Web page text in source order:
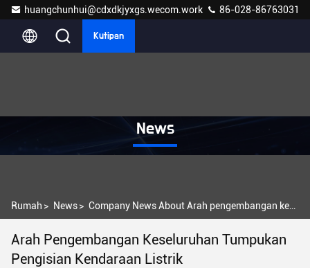
huangchunhui@cdxdkjyxgs.wecom.work 86-028-86763031
Kutipan
News
Rumah > News>
Arah Pengembangan Keseluruhan Tumpukan
Pengisian Kendaraan Listrik